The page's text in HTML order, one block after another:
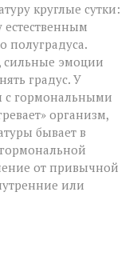
круглые сутки:
естественным
полуградуса.
сильные эмоции
градус. У
с гормональными
организм,
бывает в
от привычной
или